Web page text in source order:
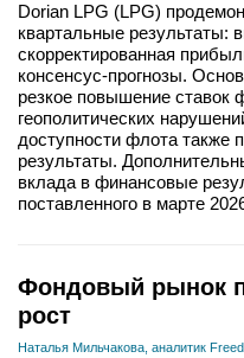
Dorian LPG (LPG)
квартальные результаты:
скорректированная
консенсус-прогнозы.
резкое повышение ставок
геополитических
доступности флота также
результаты.
вклада в финансовые
поставленного в марте
Фондовый рынок
рост
Наталья Мильчакова, аналитик